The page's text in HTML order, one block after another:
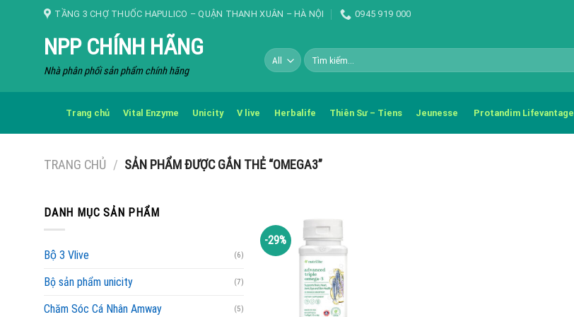
TẦNG 3 CHỢ THUỐC HAPULICO – QUẬN THANH XUÂN – HÀ NỘI 0945 919 000
NPP CHÍNH HÃNG
Nhà phân phối sản phẩm chính hãng
Tìm
kiếm:
Trang chủ Vital Enzyme Unicity V live Herbalife Thiên Sư – Tiens Jeunesse Protandim Lifevantage
TRANG CHỦ / SẢN PHẨM ĐƯỢC GẮN THẺ “OMEGA3”
DANH MỤC SẢN PHẨM
Bộ 3 Vlive (6)
Bộ sản phẩm unicity (7)
Chăm Sóc Cá Nhân Amway (5)
-29%